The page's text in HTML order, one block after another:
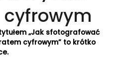
„Jak sfotografować
cyfrowym” to krótko